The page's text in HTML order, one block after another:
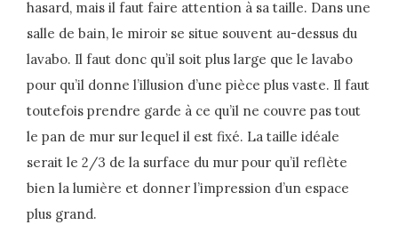
hasard, mais il faut faire attention à sa taille. Dans une
salle de bain, le miroir se situe souvent au-dessus du
lavabo. Il faut donc qu’il soit plus large que le lavabo
pour qu’il donne l’illusion d’une pièce plus vaste. Il faut
toutefois prendre garde à ce qu’il ne couvre pas tout
le pan de mur sur lequel il est fixé. La taille idéale
serait le 2/3 de la surface du mur pour qu’il reflète
bien la lumière et donner l’impression d’un espace
plus grand.